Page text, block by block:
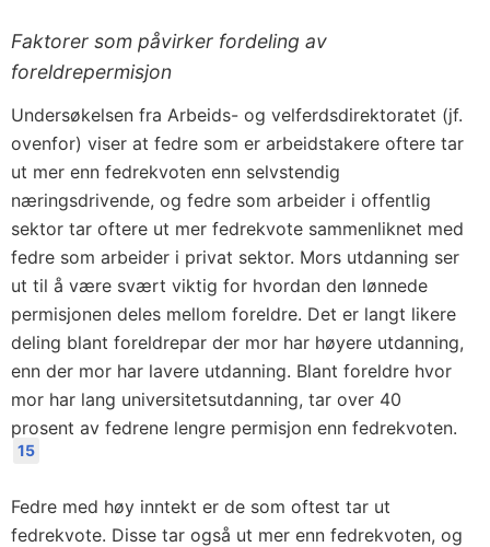
Faktorer som påvirker fordeling av
foreldrepermisjon
Undersøkelsen fra Arbeids- og velferdsdirektoratet (jf.
ovenfor) viser at fedre som er arbeidstakere oftere tar
ut mer enn fedrekvoten enn selvstendig
næringsdrivende, og fedre som arbeider i offentlig
sektor tar oftere ut mer fedrekvote sammenliknet med
fedre som arbeider i privat sektor. Mors utdanning ser
ut til å være svært viktig for hvordan den lønnede
permisjonen deles mellom foreldre. Det er langt likere
deling blant foreldrepar der mor har høyere utdanning,
enn der mor har lavere utdanning. Blant foreldre hvor
mor har lang universitetsutdanning, tar over 40
prosent av fedrene lengre permisjon enn fedrekvoten.
15
Fedre med høy inntekt er de som oftest tar ut
fedrekvote. Disse tar også ut mer enn fedrekvoten, og